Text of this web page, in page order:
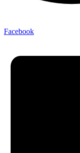
Facebook